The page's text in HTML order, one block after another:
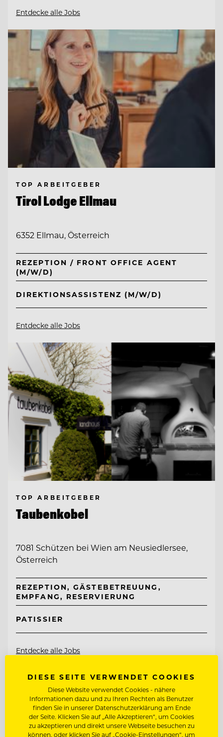
Entdecke alle Jobs
TOP ARBEITGEBER
Tirol Lodge Ellmau
6352 Ellmau, Österreich
REZEPTION / FRONT OFFICE AGENT
(M/W/D)
DIREKTIONSASSISTENZ (M/W/D)
Entdecke alle Jobs
TOP ARBEITGEBER
Taubenkobel
7081 Schützen bei Wien am Neusiedlersee,
Österreich
REZEPTION, GÄSTEBETREUUNG,
EMPFANG, RESERVIERUNG
PATISSIER
Entdecke alle Jobs
DIESE SEITE VERWENDET COOKIES
Diese Website verwendet Cookies - nähere
Informationen dazu und zu Ihren Rechten als Benutzer
finden Sie in unserer Datenschutzerklärung am Ende
der Seite. Klicken Sie auf „Alle Akzeptieren“, um Cookies
zu akzeptieren und direkt unsere Webseite besuchen zu
können, oder klicken Sie auf „Cookie-Einstellungen“, um